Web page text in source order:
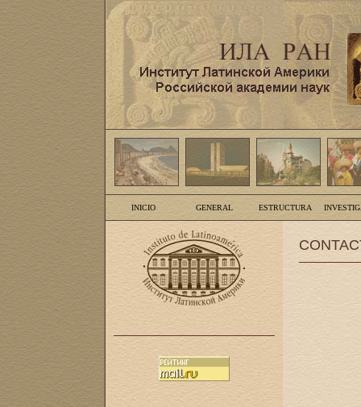
INICIO GENERAL ESTRUCTURA